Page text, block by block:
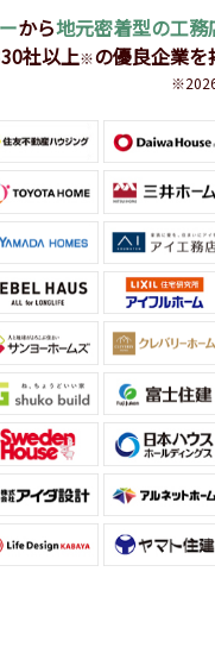
から地元密着型の工務
社以上※の優良企業を